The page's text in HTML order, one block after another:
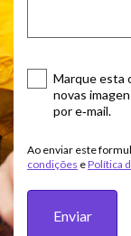
Marque esta
novas
por e‑mail.
Ao enviar este
condições ePolítica
Enviar